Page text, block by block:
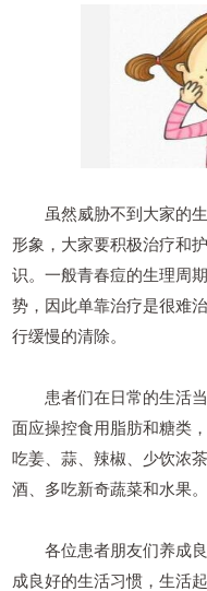
虽然威胁不到大家的生
形象，大家要积极治疗和
识。一般青春痘的生理周
势，因此单靠治疗是很难
行缓慢的清除。
患者们在日常的生活当
面应操控食用脂肪和糖类
吃姜、蒜、辣椒、少饮浓
酒、多吃新奇蔬菜和水果。
各位患者朋友们养成良
成良好的生活习惯，生活